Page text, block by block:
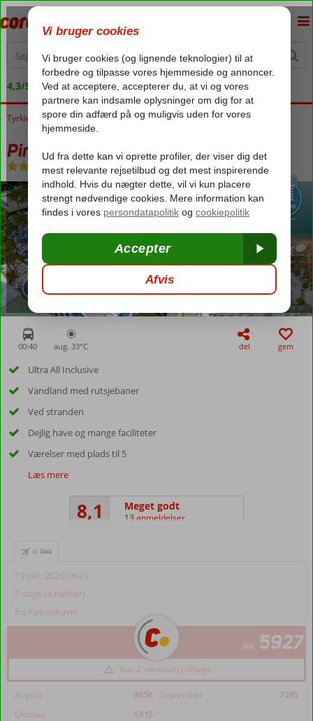
4,3/5 på Trustpilot
Forside
Tyrkiet Tyrkiets sydkyst Belek Pine Beach 5*
Pine Beach 5*
Ultra All Inclusive- Hotel
00:40 aug. 33°C del gem
Ultra All Inclusive
Vandland med rutsjebaner
Ved stranden
Dejlig have og mange faciliteter
Værelser med plads til 5
Læs mere
8,1 Meget godt
13 anmeldelser
+
19 okt. 2026 (ma.)
5 dage (4 nætter)
fra København
fra 5927
Kun 2 værelse(r) tilbage
August 8656 September
7295
Oktober
5815